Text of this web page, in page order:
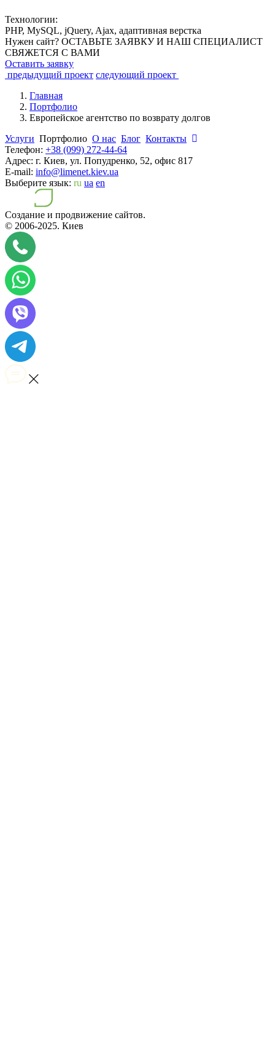
Технологии:
PHP, MySQL, jQuery, Ajax, адаптивная верстка
Нужен сайт? ОСТАВЬТЕ ЗАЯВКУ И НАШ СПЕЦИАЛИСТ
СВЯЖЕТСЯ С ВАМИ
Оставить заявку
предыдущий проект следующий проект
Главная
Портфолио
Европейское агентство по возврату долгов
Услуги Портфолио О нас Блог Контакты
Телефон: +38 (099) 272-44-64
Адрес: г. Киев, ул. Попудренко, 52, офис 817
E-mail: info@limenet.kiev.ua
Выберите язык: ru ua en
Создание и продвижение сайтов.
© 2006-2025. Киев